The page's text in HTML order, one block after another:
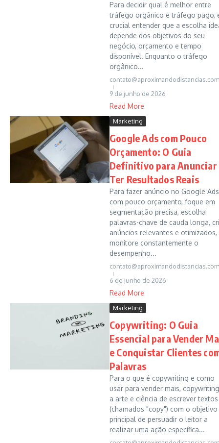
Para decidir qual é melhor entre
tráfego orgânico e tráfego pago,
crucial entender que a escolha
depende dos objetivos do seu
negócio, orçamento e tempo
disponível. Enquanto o tráfego
orgânico...
9 de junho de 2026
Read More
Marketing
Google Ads com Pouco
Orçamento: O Guia
Definitivo para Anunciar
Ter Resultados Reais
Para fazer anúncio no Google Ads
com pouco orçamento, foque em
segmentação precisa, escolha
palavras-chave de cauda longa,
anúncios relevantes e otimizados,
monitore constantemente o
desempenho...
6 de junho de 2026
Read More
Marketing
Copywriting: O Guia
Essencial para Vender
e Conquistar Clientes
Palavras
Para o que é copywriting e como
usar para vender mais,
a arte e ciência de escrever textos
(chamados "copy") com o objetivo
principal de persuadir o leitor a
realizar uma ação específica...